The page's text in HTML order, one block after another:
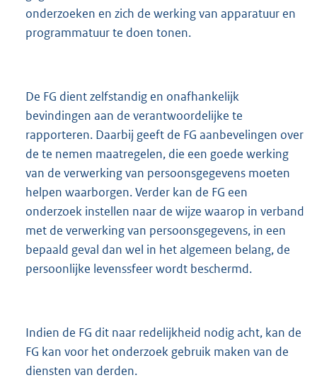
onderzoeken en zich de werking van apparatuur en
programmatuur te doen tonen.
De FG dient zelfstandig en onafhankelijk
bevindingen aan de verantwoordelijke te
rapporteren. Daarbij geeft de FG aanbevelingen over
de te nemen maatregelen, die een goede werking
van de verwerking van persoonsgegevens moeten
helpen waarborgen. Verder kan de FG een
onderzoek instellen naar de wijze waarop in verband
met de verwerking van persoonsgegevens, in een
bepaald geval dan wel in het algemeen belang, de
persoonlijke levenssfeer wordt beschermd.
Indien de FG dit naar redelijkheid nodig acht, kan de
FG kan voor het onderzoek gebruik maken van de
diensten van derden.